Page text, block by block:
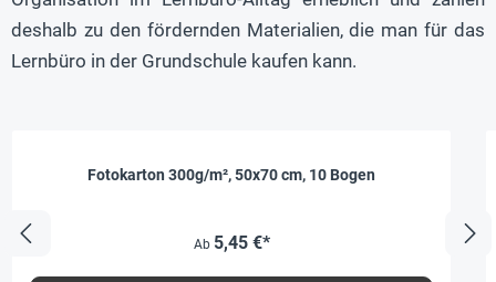
deshalb zu den fördernden Materialien, die man für das
Lernbüro in der Grundschule kaufen kann.
Fotokarton 300g/m², 50x70 cm, 10 Bogen
Ab 5,45 €*